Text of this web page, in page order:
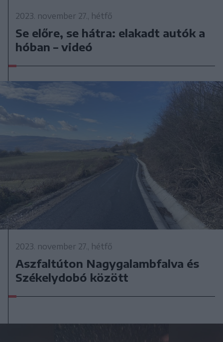
2023. november 27., hétfő
Se előre, se hátra: elakadt autók a
hóban – videó
2023. november 27., hétfő
Aszfaltúton Nagygalambfalva és
Székelydobó között